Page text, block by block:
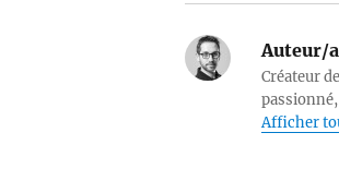
Auteur/
Créateur
Afficher